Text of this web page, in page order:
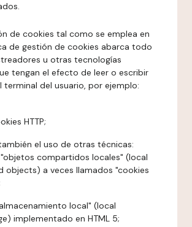
de cookies tal como se emplea en
de gestión de cookies abarca todo
u otras tecnologías
tengan el efecto de leer o escribir
terminal del usuario, por ejemplo:
HTTP;
el uso de otras técnicas:
compartidos locales" (local
objects) a veces llamados "cookies
local" (local
implementado en HTML 5;